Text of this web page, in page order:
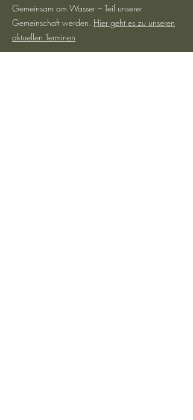
Gemeinsam am Wasser – Teil unserer
Gemeinschaft werden. Hier geht es zu unseren
aktuellen Terminen